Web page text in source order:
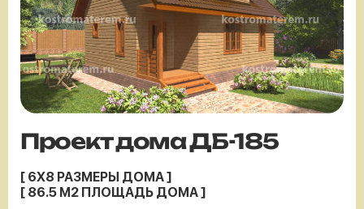
Проект дома ДБ-185
[ 6X8 РАЗМЕРЫ ДОМА ]
[ 86.5 М2 ПЛОЩАДЬ ДОМА ]